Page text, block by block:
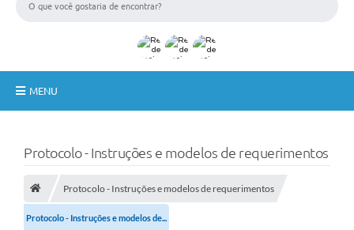
MENU
Administração
Secretarias
Links importantes
Protocolo - Instruções e modelos de requerimentos
Protocolo - Instruções e modelos de requerimentos
Protocolo - Instruções e modelos de...